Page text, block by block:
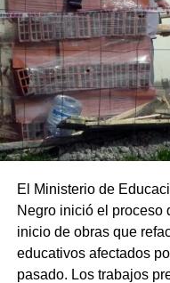
El Ministerio de
Negro inició el proceso
inicio de obras que
educativos afectados
pasado. Los trabajos